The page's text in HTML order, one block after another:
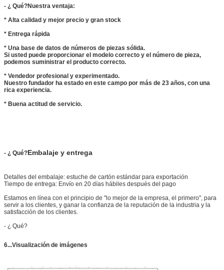
- ¿ Qué?Nuestra ventaja:
* Alta calidad y mejor precio y gran stock
* Entrega rápida
* Una base de datos de números de piezas sólida.
Si usted puede proporcionar el modelo correcto y el número de pieza,
podemos suministrar el producto correcto.
* Vendedor profesional y experimentado.
Nuestro fundador ha estado en este campo por más de 23 años, con una
rica experiencia.
* Buena actitud de servicio.
- ¿ Qué?Embalaje y entrega
Detalles del embalaje: estuche de cartón estándar para exportación
Tiempo de entrega: Envío en 20 días hábiles después del pago
Estamos en línea con el principio de "lo mejor de la empresa, el primero", para
servir a los clientes, y ganar la confianza de la reputación de la industria y la
satisfacción de los clientes.
- ¿ Qué?
6...Visualización de imágenes